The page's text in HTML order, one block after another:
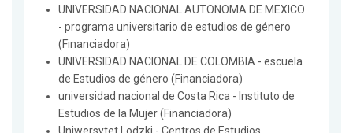
UNIVERSIDAD NACIONAL AUTONOMA DE MEXICO
- programa universitario de estudios de género
(Financiadora)
UNIVERSIDAD NACIONAL DE COLOMBIA - escuela
de Estudios de género (Financiadora)
universidad nacional de Costa Rica - Instituto de
Estudios de la Mujer (Financiadora)